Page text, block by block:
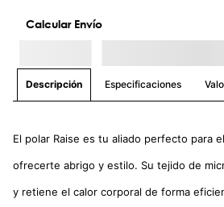
Calcular Envío
Descripción Especificaciones
El polar Raise es tu aliado perfecto para
ofrecerte abrigo y estilo. Su tejido de
y retiene el calor corporal de forma